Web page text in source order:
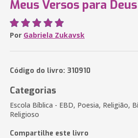
Meus Versos para Deus
Por Gabriela Zukavsk
Código do livro: 310910
Categorias
Escola Bíblica - EBD, Poesia, Religião,
Religioso
Compartilhe este livro